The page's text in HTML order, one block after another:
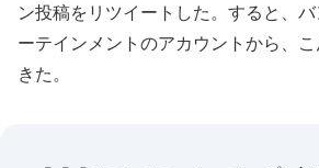
ン投稿をリツイートした。すると、
ーテインメントのアカウントから、
きた。